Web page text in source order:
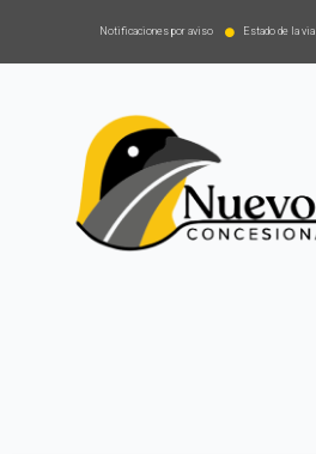
Notificaciones por aviso Estado de la via